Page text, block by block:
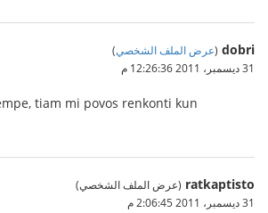
dobri
(عرض الملف الشخصي)
31 ديسمبر، 2011 12:26:36 م
tiam mi povos renkonti kun
ratkaptisto (عرض الملف الشخصي)
31 ديسمبر، 2011 2:06:45 م